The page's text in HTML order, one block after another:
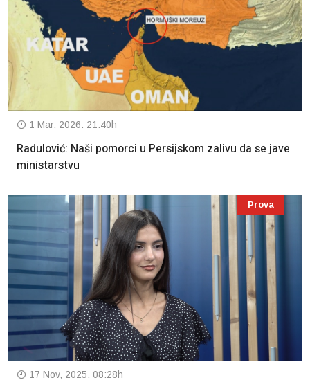
1 Mar, 2026. 21:40h
Radulović: Naši pomorci u Persijskom zalivu da se jave
ministarstvu
Prova
17 Nov, 2025. 08:28h